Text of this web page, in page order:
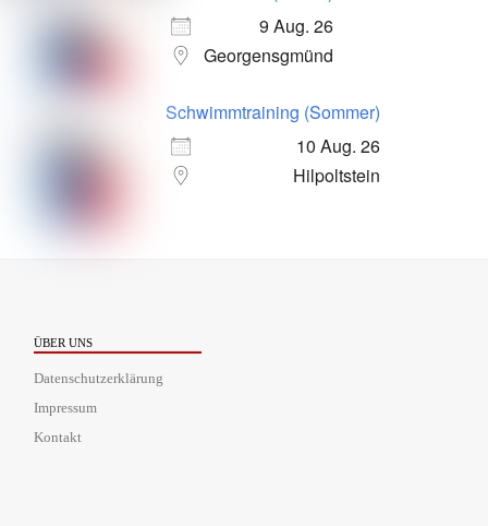
9 Aug. 26
Georgensgmünd
Schwimmtraining (Sommer)
10 Aug. 26
Hilpoltstein
ÜBER UNS
Datenschutzerklärung
Impressum
Kontakt